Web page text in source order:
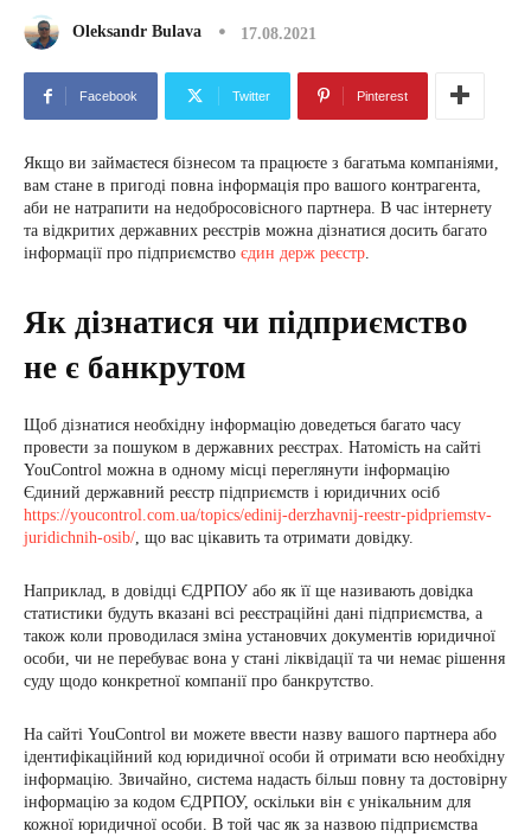
Oleksandr Bulava 17.08.2021
Facebook Twitter Pinterest
Якщо ви займаєтеся бізнесом та працюєте з багатьма компаніями,
вам стане в пригоді повна інформація про вашого контрагента,
аби не натрапити на недобросовісного партнера. В час інтернету
та відкритих державних реєстрів можна дізнатися досить багато
інформації про підприємство єдин держ реєстр.
Як дізнатися чи підприємство
не є банкрутом
Щоб дізнатися необхідну інформацію доведеться багато часу
провести за пошуком в державних реєстрах. Натомість на сайті
YouControl можна в одному місці переглянути інформацію
Єдиний державний реєстр підприємств і юридичних осіб
https://youcontrol.com.ua/topics/edinij-derzhavnij-reestr-pidpriemstv-
juridichnih-osib/, що вас цікавить та отримати довідку.
Наприклад, в довідці ЄДРПОУ або як її ще називають довідка
статистики будуть вказані всі реєстраційні дані підприємства, а
також коли проводилася зміна установчих документів юридичної
особи, чи не перебуває вона у стані ліквідації та чи немає рішення
суду щодо конкретної компанії про банкрутство.
На сайті YouControl ви можете ввести назву вашого партнера або
ідентифікаційний код юридичної особи й отримати всю необхідну
інформацію. Звичайно, система надасть більш повну та достовірну
інформацію за кодом ЄДРПОУ, оскільки він є унікальним для
кожної юридичної особи. В той час як за назвою підприємства